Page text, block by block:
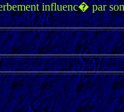
influenc� par